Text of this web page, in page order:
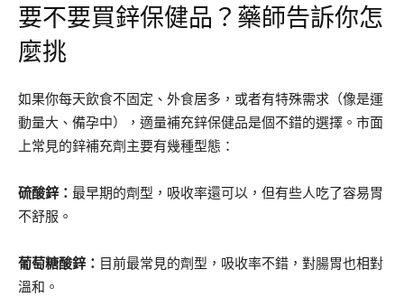
要不要買鋅保健品？藥師告訴你怎
麼挑
如果你每天飲食不固定、外食居多，或者有特殊需求（像是運
動量大、備孕中），適量補充鋅保健品是個不錯的選擇。市面
上常見的鋅補充劑主要有幾種型態：
硫酸鋅： 最早期的劑型，吸收率還可以，但有些人吃了容易胃
不舒服。
葡萄糖酸鋅： 目前最常見的劑型，吸收率不錯，對腸胃也相對
溫和。